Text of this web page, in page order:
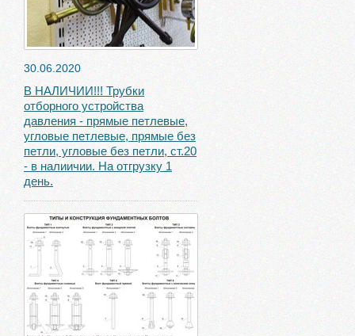
30.06.2020
В НАЛИЧИИ!!! Трубки
отборного устройства
давления - прямые петлевые,
угловые петлевые, прямые без
петли, угловые без петли, ст.20
- в налиичии. На отгрузку 1
день.